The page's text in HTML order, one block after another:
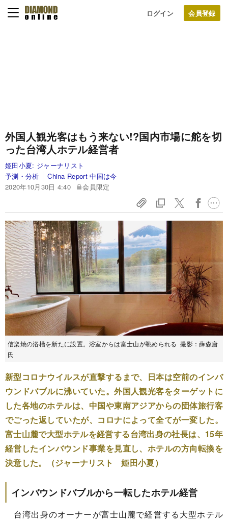
ログイン
外国人観光客はもう来ない!?国内市場に舵を切
った台湾人ホテル経営者
姫田小夏: ジャーナリスト
予測・分析
China Report 中国は今
2020年10月30日 4:40
会員限定
信楽焼の浴槽を新たに設置。浴室からは富士山が眺められる 撮影：薛森唐
氏
新型コロナウイルスが直撃するまで、日本は空前のインバ
ウンドバブルに沸いていた。外国人観光客をターゲットに
した各地のホテルは、中国や東南アジアからの団体旅行客
でごった返していたが、コロナによって全てが一変した。
富士山麓で大型ホテルを経営する台湾出身の社長は、15年
経営したインバウンド事業を見直し、ホテルの方向転換を
決意した。（ジャーナリスト 姫田小夏）
インバウンドバブルから一転したホテル経営
台湾出身のオーナーが富士山麓で経営する大型ホテル